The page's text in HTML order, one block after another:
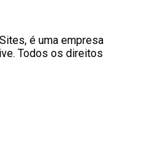
é uma empresa
Todos os direitos